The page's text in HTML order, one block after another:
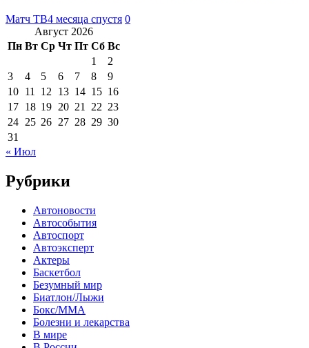
Матч ТВ4 месяца спустя 0
Август 2026
Пн Вт Ср Чт Пт Сб Вс
1
2
3
4 5 6 7 8
9
10 11 12 13 14 15 16
17 18 19 20 21 22 23
24 25 26 27 28 29 30
31
« Июл
Рубрики
Автоновости
Автособытия
Автоспорт
Автоэксперт
Актеры
Баскетбол
Безумный мир
Биатлон/Лыжи
Бокс/MMA
Болезни и лекарства
В мире